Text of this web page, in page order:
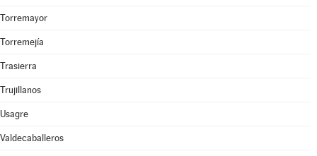
Torremayor
Torremejía
Trasierra
Trujillanos
Usagre
Valdecaballeros